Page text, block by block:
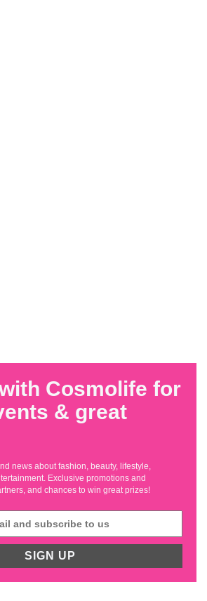
Cosmolife for
& great
news about fashion, beauty, lifestyle,
Exclusive promotions and
and chances to win great prizes!
SIGN UP